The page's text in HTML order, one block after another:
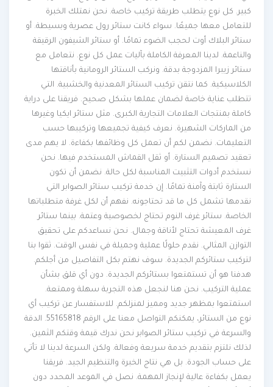
كبير. كل نوع يتطلب طريقة تركيب خاصة. نحن نمتلك الخبرة
للتعامل معها جميعًا. سواء كانت ستائر رول عصرية وبسيطة. أو
ستائر البلاك أوت لحجب الضوء تمامًا. أو ستائر الشيفون الرقيقة
والناعمة. لدينا المعرفة الكاملة بآليات عمل كل نوع. نتعامل مع
ستائر زيبرا المزدوجة بدقة. ونركب الستائر الرومانية بأناقتها
الكلاسيكية. كما نتقن تركيب الستائر المعدنية والخشبية. التي
تتطلب عناية خاصة لضمان عملها بشكل صحيح. فريقنا على دراية
كاملة بمنتجات العلامات التجارية الكبرى. مثل ستائر ايكيا وغيرها
من الماركات الشهيرة. نعرف كيفية تجميعها وتركيبها حسب
التعليمات. نضمن لكم أن تعمل كل وظائفها بكفاءة. لا يهم مدى
تعقيد تصميم الستارة. أو ثقل القماش المستخدم فيها. نحن
نستخدم أدوات التثبيت المناسبة لكل حالة. نضمن أن تكون
الستارة ثابتة وآمنة تمامًا. إن خدمة تركيب ستائر الصوابر التي
نقدمها تشمل كل ما قد تحتاجونه. نفهم أن لكل غرفة متطلباتها
الخاصة. ستائر غرف النوم تحتاج لخصوصية وعتمة. بينما ستائر
غرف المعيشة تحتاج لأناقة وجمال. نحن نساعدكم على تحقيق
التوازن المثالي. نقدم حلولًا عملية وجميلة في نفس الوقت. ثقوا بنا
لتركيب ستائركم الجديدة. سوف نهتم بكل التفاصيل من أجلكم.
هدفنا هو أن تستمتعوا بستائركم الجديدة. دون أي قلق بشأن
عملية التركيب. نحن هنا لنجعل هذه التجربة سهلة وممتعة.
استمتعوا بمظهر جديد ومميز لمنزلكم. للاستفسار عن تركيب أي
نوع من الستائر، يمكنكم التواصل معنا على الرقم 55165818. الدقة
والسرعة في تركيب ستائر الصوابر نحن ندرك قيمة وقتكم الثمين.
لذلك نلتزم بتقديم خدمة سريعة وفعالة. ولكن السرعة لدينا لا تأتي
على حساب الجودة. بل هي نتاج الخبرة والتنظيم الجيد. فريقنا
يعمل بكفاءة عالية لإنجاز المهمة. نصل في الموعد المحدد دون